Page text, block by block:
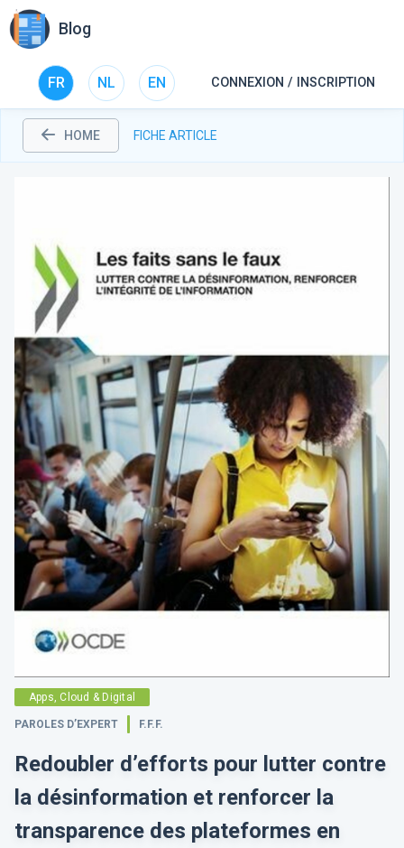
Blog
FR NL EN CONNEXION / INSCRIPTION
HOME FICHE ARTICLE
Apps, Cloud & Digital
PAROLES D’EXPERT F.F.F.
Redoubler d’efforts pour lutter contre
la désinformation et renforcer la
transparence des plateformes en